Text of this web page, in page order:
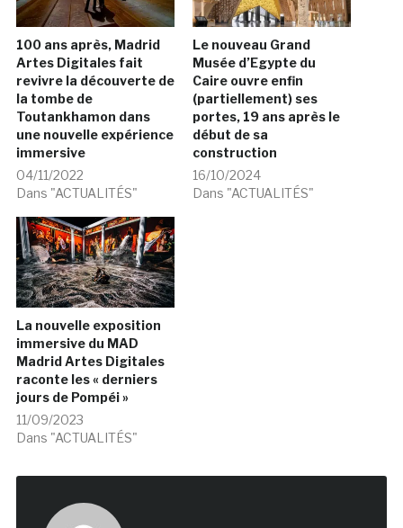
100 ans après, Madrid
Artes Digitales fait
revivre la découverte de
la tombe de
Toutankhamon dans
une nouvelle expérience
immersive
04/11/2022
Dans "ACTUALITÉS"
Le nouveau Grand
Musée d’Egypte du
Caire ouvre enfin
(partiellement) ses
portes, 19 ans après le
début de sa
construction
16/10/2024
Dans "ACTUALITÉS"
La nouvelle exposition
immersive du MAD
Madrid Artes Digitales
raconte les « derniers
jours de Pompéi »
11/09/2023
Dans "ACTUALITÉS"